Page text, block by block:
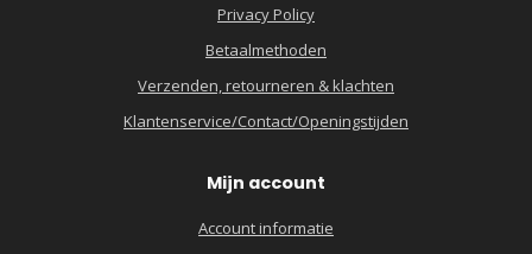
Privacy Policy
Betaalmethoden
Verzenden, retourneren & klachten
Klantenservice/Contact/Openingstijden
Mijn account
Account informatie